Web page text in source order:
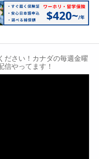
ださい！カナダの毎週金曜
信やってます！